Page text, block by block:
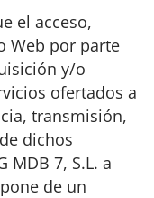
el acceso,
Web por parte
y/o
ofertados a
transmisión,
dichos
MDB 7, S.L. a
de un